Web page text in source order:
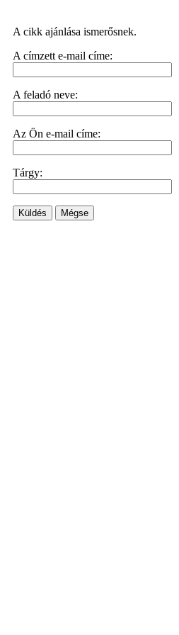
A cikk ajánlása ismerősnek.
A címzett e-mail címe:
A feladó neve:
Az Ön e-mail címe:
Tárgy:
Küldés Mégse